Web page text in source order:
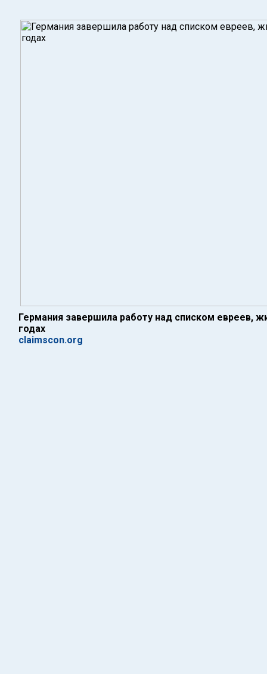
Германия завершила работу над списком евреев,
годах
claimscon.org